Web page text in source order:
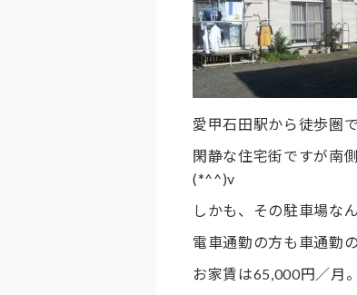
愛甲石田駅から徒歩圏
閑静な住宅街ですが南
(*^^)v
しかも、その駐車場な
電車通勤の方も車通勤
お家賃は65,000円／月。